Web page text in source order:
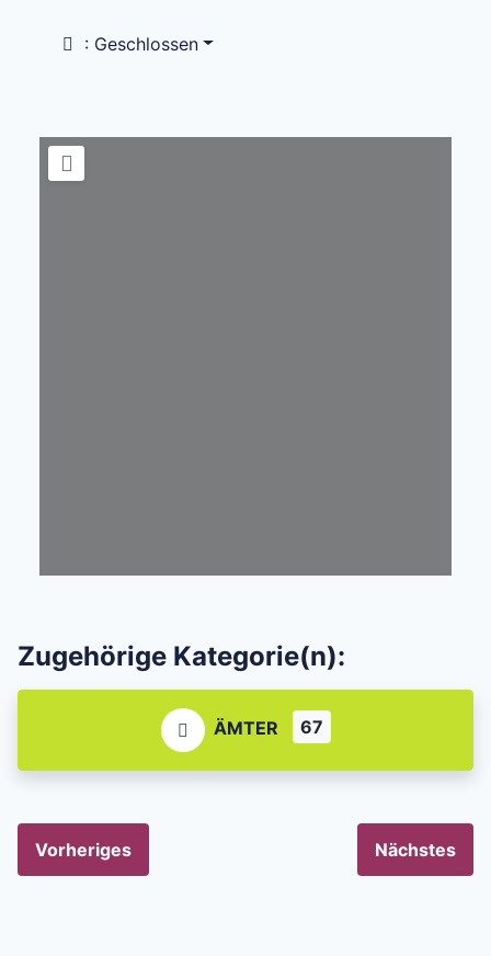
: Geschlossen
Zugehörige Kategorie(n):
ÄMTER 67
Vorheriges Nächstes